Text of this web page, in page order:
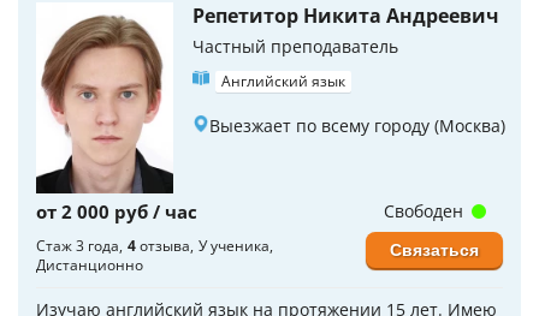
Репетитор Никита Андреевич
Частный преподаватель
Английский язык
Выезжает по всему городу (Москва)
от 2 000 руб / час
Стаж 3 года 4отзыва У ученика
Дистанционно
Изучаю английский язык на протяжении 15 лет. Имею
Свободен
Связаться